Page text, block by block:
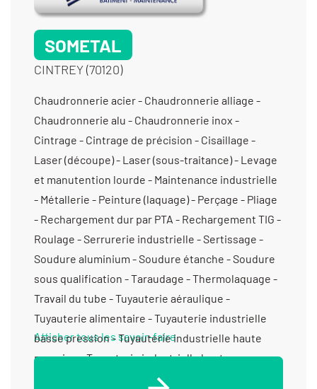
SOMETAL
CINTREY (70120)
Chaudronnerie acier - Chaudronnerie alliage -
Chaudronnerie alu - Chaudronnerie inox -
Cintrage - Cintrage de précision - Cisaillage -
Laser (découpe) - Laser (sous-traitance) - Levage
et manutention lourde - Maintenance industrielle
- Métallerie - Peinture (laquage) - Perçage - Pliage
- Rechargement dur par PTA - Rechargement TIG -
Roulage - Serrurerie industrielle - Sertissage -
Soudure aluminium - Soudure étanche - Soudure
sous qualification - Taraudage - Thermolaquage -
Travail du tube - Tuyauterie aéraulique -
Tuyauterie alimentaire - Tuyauterie industrielle
basse pression - Tuyauterie industrielle haute
pression - Tuyauterie industrielle haute
température - Tuyauterie industrielle moyenne
Afficher tous les savoir-faire